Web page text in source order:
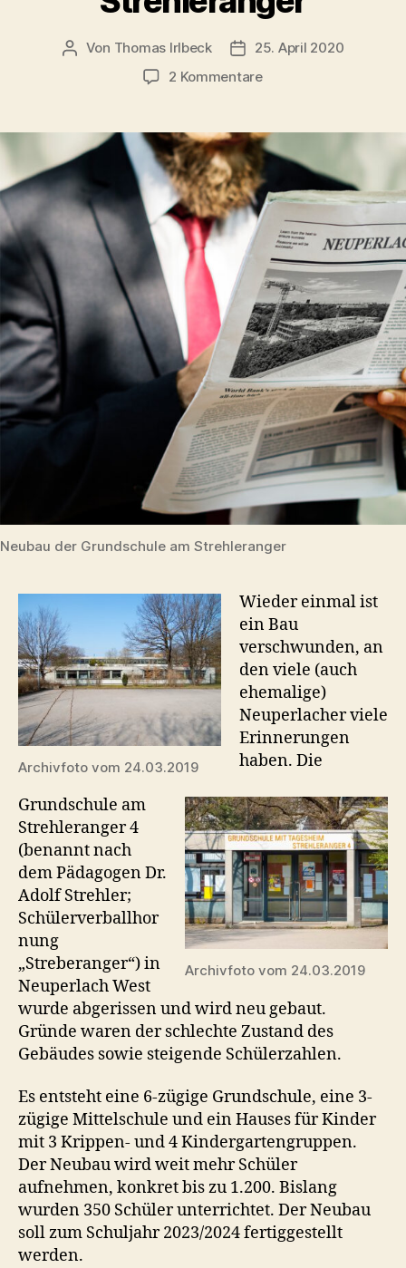
Beitragsautor
Von Thomas Irlbeck Veröffentlichungsdatum
25. April 2020
2 Kommentarezu
Neubau
der
Grundschule
am
Strehleranger
Neubau der Grundschule am Strehleranger
Archivfoto vom 24.03.2019
Archivfoto vom 24.03.2019
Wieder einmal ist
ein Bau
verschwunden, an
den viele (auch
ehemalige)
Neuperlacher viele
Erinnerungen
haben. Die
Grundschule am
Strehleranger 4
(benannt nach
dem Pädagogen Dr.
Adolf Strehler;
Schülerverballhor
nung
„Streberanger“) in
Neuperlach West
wurde abgerissen und wird neu gebaut.
Gründe waren der schlechte Zustand des
Gebäudes sowie steigende Schülerzahlen.
Es entsteht eine 6-zügige Grundschule, eine 3-
zügige Mittelschule und ein Hauses für Kinder
mit 3 Krippen- und 4 Kindergartengruppen.
Der Neubau wird weit mehr Schüler
aufnehmen, konkret bis zu 1.200. Bislang
wurden 350 Schüler unterrichtet. Der Neubau
soll zum Schuljahr 2023/2024 fertiggestellt
werden.